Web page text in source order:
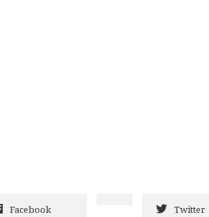
Facebook Twitter